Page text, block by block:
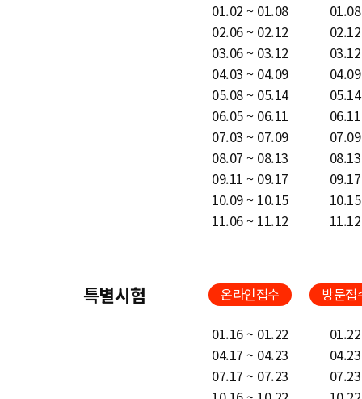
01.02 ~ 01.08
01.08
02.06 ~ 02.12
02.12
03.06 ~ 03.12
03.12
04.03 ~ 04.09
04.09
05.08 ~ 05.14
05.14
06.05 ~ 06.11
06.11
07.03 ~ 07.09
07.09
08.07 ~ 08.13
08.13
09.11 ~ 09.17
09.17
10.09 ~ 10.15
10.15
11.06 ~ 11.12
11.12
특별시험 온라인접수 방문접
01.16 ~ 01.22
01.22
04.17 ~ 04.23
04.23
07.17 ~ 07.23
07.23